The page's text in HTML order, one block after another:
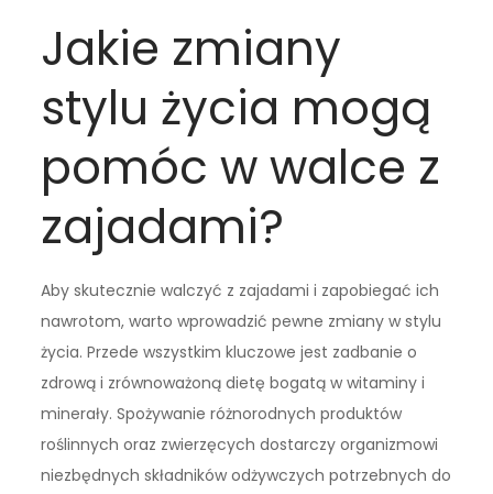
Jakie zmiany
stylu życia mogą
pomóc w walce z
zajadami?
Aby skutecznie walczyć z zajadami i zapobiegać ich
nawrotom, warto wprowadzić pewne zmiany w stylu
życia. Przede wszystkim kluczowe jest zadbanie o
zdrową i zrównoważoną dietę bogatą w witaminy i
minerały. Spożywanie różnorodnych produktów
roślinnych oraz zwierzęcych dostarczy organizmowi
niezbędnych składników odżywczych potrzebnych do